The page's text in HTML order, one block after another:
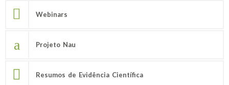
Webinars
Projeto Nau
Resumos de Evidência Científica